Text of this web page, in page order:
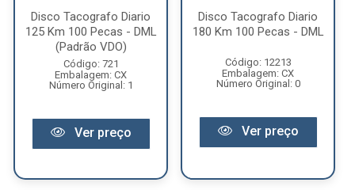
Disco Tacografo Diario
125 Km 100 Pecas - DML
(Padrão VDO)
Código: 721
Embalagem: CX
Número Original: 1
Ver preço
Disco Tacografo Diario
180 Km 100 Pecas - DML
Código: 12213
Embalagem: CX
Número Original: 0
Ver preço